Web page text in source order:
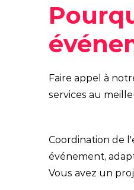
Faire appel à
services au
Coordination de
événement,
Vous avez un